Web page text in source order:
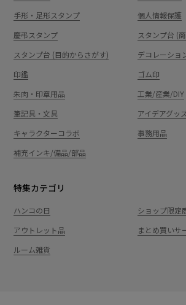
手形・足形スタンプ
個人情報保護
慶弔スタンプ
スタンプ台 (
スタンプ台 (目的からさがす)
デコレーショ
印鑑
ゴム印
朱肉・印章用品
工業/産業/DIY
筆記具・文具
アイデアグッ
キャラクターコラボ
事務用品
補充インキ/備品/部品
特集カテゴリ
ハンコの日
ショップ限定
アウトレット品
まとめ買いサ
ルーム雑貨